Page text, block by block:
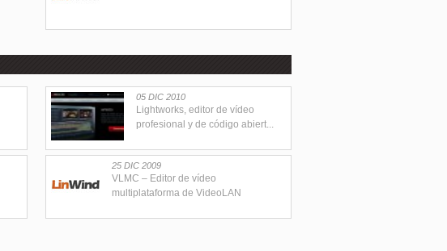
05 DIC 2010
Lightworks, editor de vídeo
profesional y de código abiert...
25 DIC 2009
VLMC – Editor de vídeo
multiplataforma de VideoLAN